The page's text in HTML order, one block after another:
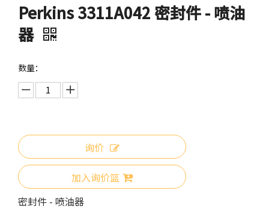
Perkins 3311A042 密封件 - 喷油
器
数量：
询价
加入询价篮
密封件 - 喷油器